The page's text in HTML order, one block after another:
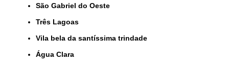
São Gabriel do Oeste
Três Lagoas
Vila bela da santíssima trindade
Água Clara